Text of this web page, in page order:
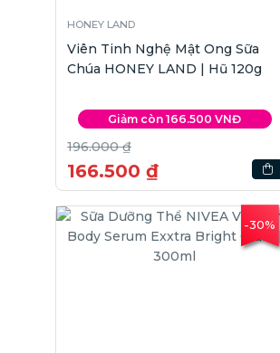
HONEY LAND
Viên Tinh Nghệ Mật Ong Sữa
Chúa HONEY LAND | Hũ 120g
Giảm còn 166.500 VNĐ
196.000 ₫
166.500 ₫
-30%